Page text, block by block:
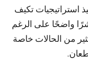
استراتيجيات تكيف
واضحًا على الرغم
من الحالات خاصة